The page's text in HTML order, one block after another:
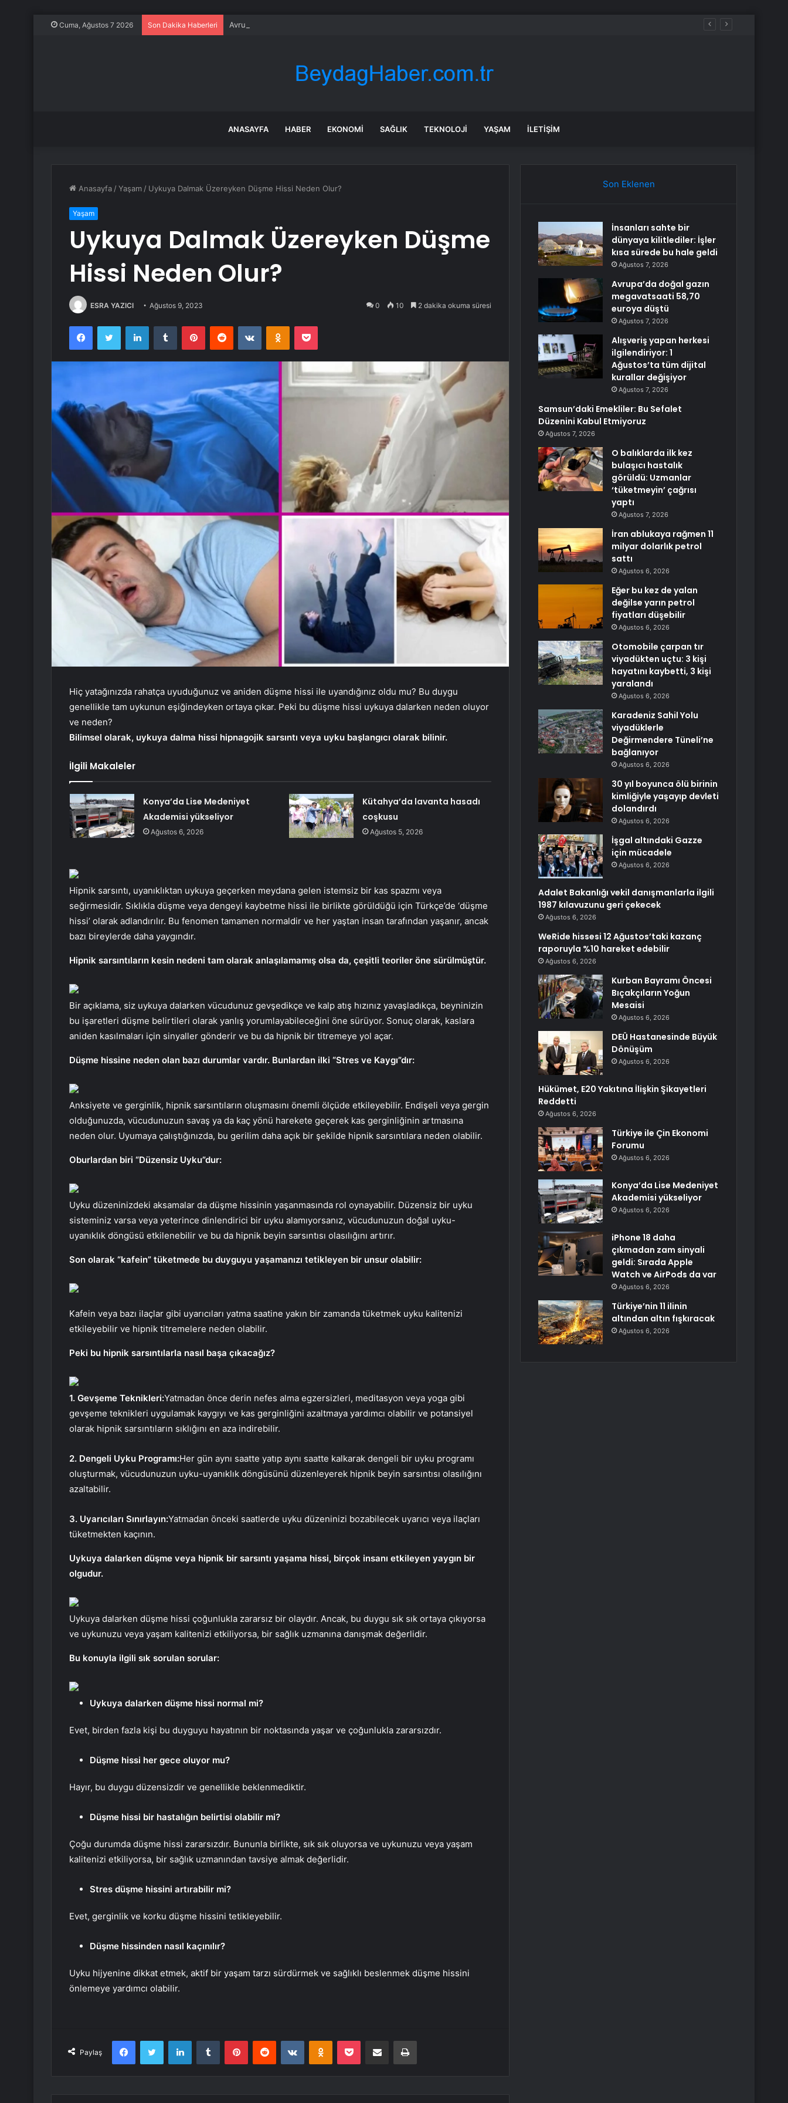
Cuma, Ağustos 7 2026 Son Dakika Haberleri Avrupa’da doğal gazın megavatsaati 58,70 euroya düştü
ANASAYFA HABER EKONOMI SAĞLIK TEKNOLOJI YAŞAM İLETIŞIM
Anasayfa /Yaşam / Uykuya Dalmak Üzereyken Düşme Hissi Neden Olur?
Yaşam
Uykuya Dalmak Üzereyken Düşme
Hissi Neden Olur?
ESRA YAZICI Ağustos 9, 2023 0 10 2 dakika okuma süresi
FacebookTwitter LinkedInTumblr PinterestReddit VKontakteOdnoklassniki
Pocket
Hiç yatağınızda rahatça uyuduğunuz ve aniden düşme hissi ile uyandığınız oldu mu? Bu duygu
genellikle tam uykunun eşiğindeyken ortaya çıkar. Peki bu düşme hissi uykuya dalarken neden oluyor
ve neden?
Bilimsel olarak, uykuya dalma hissi hipnagojik sarsıntı veya uyku başlangıcı olarak bilinir.
İlgili Makaleler
Konya’da Lise Medeniyet
Akademisi yükseliyor
Ağustos 6, 2026
Kütahya’da lavanta hasadı
coşkusu
Ağustos 5, 2026
Hipnik sarsıntı, uyanıklıktan uykuya geçerken meydana gelen istemsiz bir kas spazmı veya
seğirmesidir. Sıklıkla düşme veya dengeyi kaybetme hissi ile birlikte görüldüğü için Türkçe’de ‘düşme
hissi’ olarak adlandırılır. Bu fenomen tamamen normaldir ve her yaştan insan tarafından yaşanır, ancak
bazı bireylerde daha yaygındır.
Hipnik sarsıntıların kesin nedeni tam olarak anlaşılamamış olsa da, çeşitli teoriler öne sürülmüştür.
Bir açıklama, siz uykuya dalarken vücudunuz gevşedikçe ve kalp atış hızınız yavaşladıkça, beyninizin
bu işaretleri düşme belirtileri olarak yanlış yorumlayabileceğini öne sürüyor. Sonuç olarak, kaslara
aniden kasılmaları için sinyaller gönderir ve bu da hipnik bir titremeye yol açar.
Düşme hissine neden olan bazı durumlar vardır. Bunlardan ilki “Stres ve Kaygı”dır:
Anksiyete ve gerginlik, hipnik sarsıntıların oluşmasını önemli ölçüde etkileyebilir. Endişeli veya gergin
olduğunuzda, vücudunuzun savaş ya da kaç yönü harekete geçerek kas gerginliğinin artmasına
neden olur. Uyumaya çalıştığınızda, bu gerilim daha açık bir şekilde hipnik sarsıntılara neden olabilir.
Oburlardan biri “Düzensiz Uyku”dur:
Uyku düzeninizdeki aksamalar da düşme hissinin yaşanmasında rol oynayabilir. Düzensiz bir uyku
sisteminiz varsa veya yeterince dinlendirici bir uyku alamıyorsanız, vücudunuzun doğal uyku-
uyanıklık döngüsü etkilenebilir ve bu da hipnik beyin sarsıntısı olasılığını artırır.
Son olarak “kafein” tüketmede bu duyguyu yaşamanızı tetikleyen bir unsur olabilir:
Kafein veya bazı ilaçlar gibi uyarıcıları yatma saatine yakın bir zamanda tüketmek uyku kalitenizi
etkileyebilir ve hipnik titremelere neden olabilir.
Peki bu hipnik sarsıntılarla nasıl başa çıkacağız?
1. Gevşeme Teknikleri:Yatmadan önce derin nefes alma egzersizleri, meditasyon veya yoga gibi
gevşeme teknikleri uygulamak kaygıyı ve kas gerginliğini azaltmaya yardımcı olabilir ve potansiyel
olarak hipnik sarsıntıların sıklığını en aza indirebilir.
2. Dengeli Uyku Programı:Her gün aynı saatte yatıp aynı saatte kalkarak dengeli bir uyku programı
oluşturmak, vücudunuzun uyku-uyanıklık döngüsünü düzenleyerek hipnik beyin sarsıntısı olasılığını
azaltabilir.
3. Uyarıcıları Sınırlayın:Yatmadan önceki saatlerde uyku düzeninizi bozabilecek uyarıcı veya ilaçları
tüketmekten kaçının.
Uykuya dalarken düşme veya hipnik bir sarsıntı yaşama hissi, birçok insanı etkileyen yaygın bir
olgudur.
Uykuya dalarken düşme hissi çoğunlukla zararsız bir olaydır. Ancak, bu duygu sık sık ortaya çıkıyorsa
ve uykunuzu veya yaşam kalitenizi etkiliyorsa, bir sağlık uzmanına danışmak değerlidir.
Bu konuyla ilgili sık sorulan sorular:
Uykuya dalarken düşme hissi normal mi?
Evet, birden fazla kişi bu duyguyu hayatının bir noktasında yaşar ve çoğunlukla zararsızdır.
Düşme hissi her gece oluyor mu?
Hayır, bu duygu düzensizdir ve genellikle beklenmediktir.
Düşme hissi bir hastalığın belirtisi olabilir mi?
Çoğu durumda düşme hissi zararsızdır. Bununla birlikte, sık sık oluyorsa ve uykunuzu veya yaşam
kalitenizi etkiliyorsa, bir sağlık uzmanından tavsiye almak değerlidir.
Stres düşme hissini artırabilir mi?
Evet, gerginlik ve korku düşme hissini tetikleyebilir.
Düşme hissinden nasıl kaçınılır?
Uyku hijyenine dikkat etmek, aktif bir yaşam tarzı sürdürmek ve sağlıklı beslenmek düşme hissini
önlemeye yardımcı olabilir.
Paylaş
FacebookTwitter LinkedInTumblr PinterestReddit VKontakteOdnoklassniki
Pocket E-Posta ile paylaş Yazdır
Son Eklenen
İnsanları sahte bir
dünyaya kilitlediler: İşler
kısa sürede bu hale geldi
Ağustos 7, 2026
Avrupa’da doğal gazın
megavatsaati 58,70
euroya düştü
Ağustos 7, 2026
Alışveriş yapan herkesi
ilgilendiriyor: 1
Ağustos’ta tüm dijital
kurallar değişiyor
Ağustos 7, 2026
Samsun’daki Emekliler: Bu Sefalet
Düzenini Kabul Etmiyoruz
Ağustos 7, 2026
O balıklarda ilk kez
bulaşıcı hastalık
görüldü: Uzmanlar
‘tüketmeyin’ çağrısı
yaptı
Ağustos 7, 2026
İran ablukaya rağmen 11
milyar dolarlık petrol
sattı
Ağustos 6, 2026
Eğer bu kez de yalan
değilse yarın petrol
fiyatları düşebilir
Ağustos 6, 2026
Otomobile çarpan tır
viyadükten uçtu: 3 kişi
hayatını kaybetti, 3 kişi
yaralandı
Ağustos 6, 2026
Karadeniz Sahil Yolu
viyadüklerle
Değirmendere Tüneli’ne
bağlanıyor
Ağustos 6, 2026
30 yıl boyunca ölü birinin
kimliğiyle yaşayıp devleti
dolandırdı
Ağustos 6, 2026
İşgal altındaki Gazze
için mücadele
Ağustos 6, 2026
Adalet Bakanlığı vekil danışmanlarla ilgili
1987 kılavuzunu geri çekecek
Ağustos 6, 2026
WeRide hissesi 12 Ağustos’taki kazanç
raporuyla %10 hareket edebilir
Ağustos 6, 2026
Kurban Bayramı Öncesi
Bıçakçıların Yoğun
Mesaisi
Ağustos 6, 2026
DEÜ Hastanesinde Büyük
Dönüşüm
Ağustos 6, 2026
Hükümet, E20 Yakıtına İlişkin Şikayetleri
Reddetti
Ağustos 6, 2026
Türkiye ile Çin Ekonomi
Forumu
Ağustos 6, 2026
Konya’da Lise Medeniyet
Akademisi yükseliyor
Ağustos 6, 2026
iPhone 18 daha
çıkmadan zam sinyali
geldi: Sırada Apple
Watch ve AirPods da var
Ağustos 6, 2026
Türkiye’nin 11 ilinin
altından altın fışkıracak
Ağustos 6, 2026